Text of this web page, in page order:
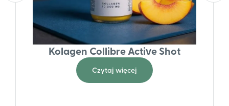
Kolagen Collibre Active Shot
Czytaj więcej